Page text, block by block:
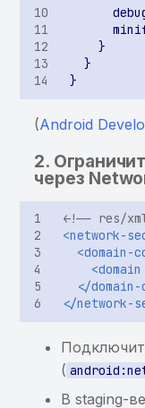
использование
найденной
информации
информации в
сообщения
BroadcastReceiver
Возможность
через
информации в
Cookies
Хранение sensitive-
защиты данных
элемента
Хранение или
использование
найденной
чувствительной
информации
Приложение не
запрещает
использование
(Android
2.
через
<!-- res/
<network-
<domain-
<domain
</
</network-
(
В staging-